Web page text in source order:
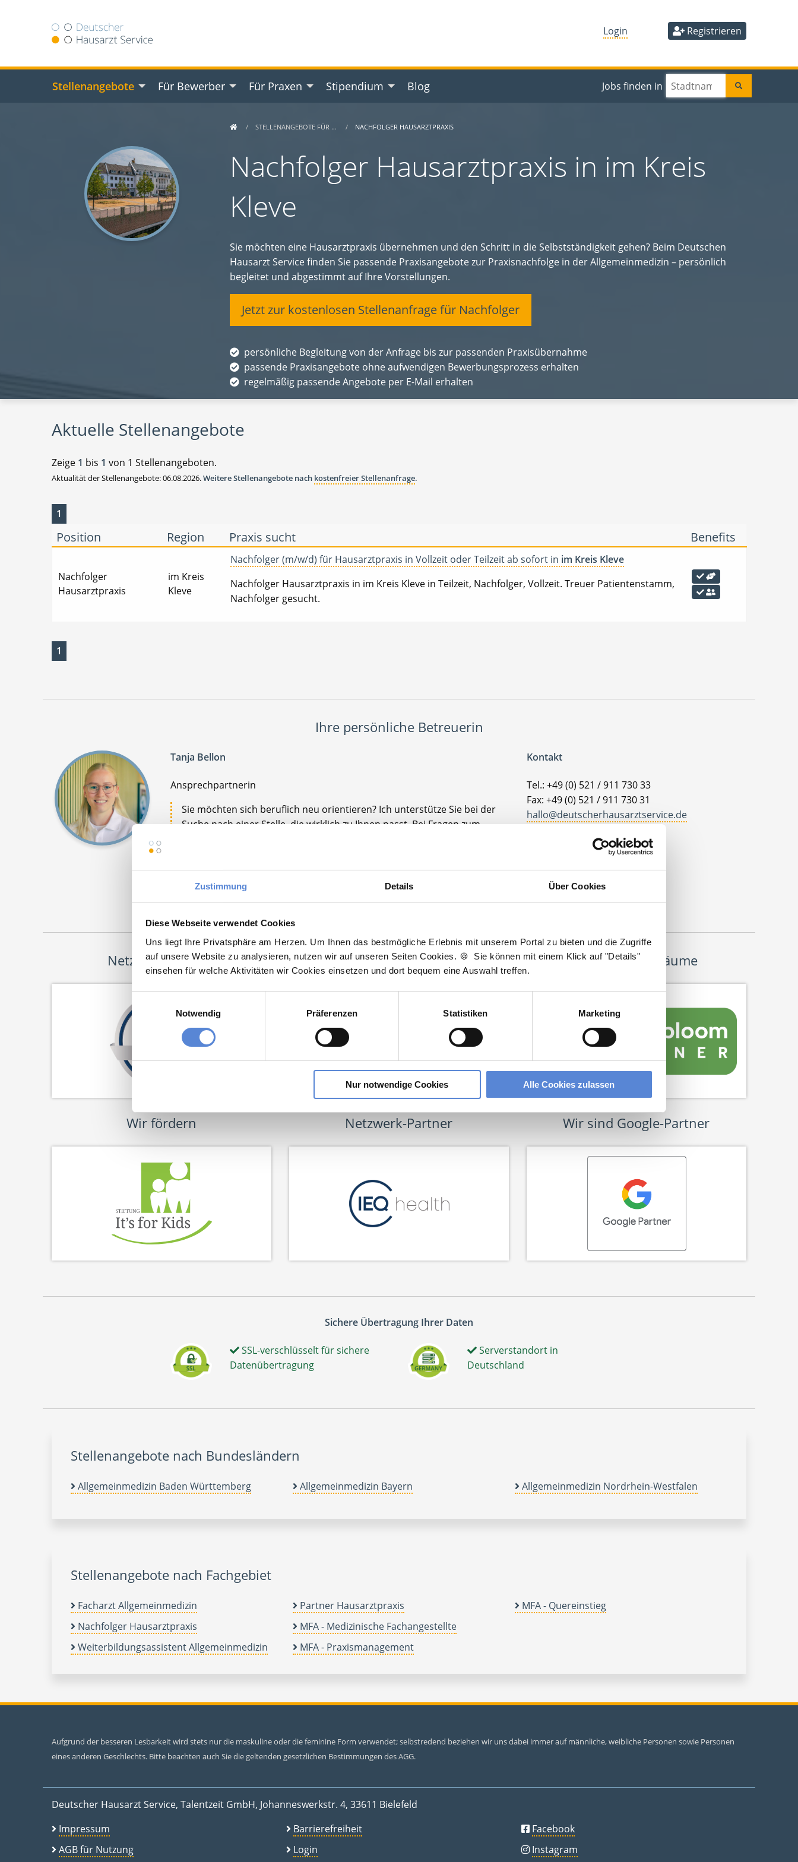
Zustimmung Details Über Cookies
Diese Webseite verwendet Cookies
Uns liegt Ihre Privatsphäre am Herzen. Um Ihnen das bestmögliche Erlebnis mit unserem Portal zu bieten und die Zugriffe
auf unsere Website zu analysieren, nutzen wir auf unseren Seiten Cookies. 🍪 Sie können mit einem Klick auf "Details"
einsehen für welche Aktivitäten wir Cookies einsetzen und dort bequem eine Auswahl treffen.
Notwendig
Präferenzen Statistiken Marketing
Nur notwendige Cookies Alle Cookies zulassen
Login Registrieren
Stellenangebote Für Bewerber Für Praxen Stipendium Blog Jobs finden in
STELLENANGEBOTE FÜR … NACHFOLGER HAUSARZTPRAXIS
Nachfolger Hausarztpraxis in im Kreis
Kleve
Sie möchten eine Hausarztpraxis übernehmen und den Schritt in die Selbstständigkeit gehen? Beim Deutschen
Hausarzt Service finden Sie passende Praxisangebote zur Praxisnachfolge in der Allgemeinmedizin – persönlich
begleitet und abgestimmt auf Ihre Vorstellungen.
Jetzt zur kostenlosen Stellenanfrage für Nachfolger
persönliche Begleitung von der Anfrage bis zur passenden Praxisübernahme
passende Praxisangebote ohne aufwendigen Bewerbungsprozess erhalten
regelmäßig passende Angebote per E-Mail erhalten
Aktuelle Stellenangebote
Zeige 1 bis 1 von 1 Stellenangeboten.
Aktualität der Stellenangebote: 06.08.2026.Weitere Stellenangebote nach kostenfreier Stellenanfrage.
1
Position Region Praxis sucht Benefits
Nachfolger
Hausarztpraxis
im Kreis
Kleve
Nachfolger (m/w/d) für Hausarztpraxis in Vollzeit oder Teilzeit ab sofort in im Kreis Kleve
Nachfolger Hausarztpraxis in im Kreis Kleve in Teilzeit, Nachfolger, Vollzeit. Treuer Patientenstamm,
Nachfolger gesucht.
1
Ihre persönliche Betreuerin
Tanja Bellon
Ansprechpartnerin
Sie möchten sich beruflich neu orientieren? Ich unterstütze Sie bei der
Suche nach einer Stelle, die wirklich zu Ihnen passt. Bei Fragen zum
Jetzt zur kostenlosen Stellenanfrage
Kontakt
Tel.: +49 (0) 521 / 911 730 33
Fax: +49 (0) 521 / 911 730 31
hallo@deutscherhausarztservice.de
Johanneswerkstr. 4
Netzwerk-Partner Wir sind Unterstützer Wir pflanzen Bäume
Wir fördern Netzwerk-Partner Wir sind Google-Partner
Sichere Übertragung Ihrer Daten
SSL-verschlüsselt für sichere
Datenübertragung
Serverstandort in
Deutschland
Stellenangebote nach Bundesländern
Allgemeinmedizin Baden Württemberg Allgemeinmedizin Bayern Allgemeinmedizin Nordrhein-Westfalen
Stellenangebote nach Fachgebiet
Facharzt Allgemeinmedizin
Nachfolger Hausarztpraxis
Weiterbildungsassistent Allgemeinmedizin
Partner Hausarztpraxis
MFA - Medizinische Fachangestellte
MFA - Praxismanagement
MFA - Quereinstieg
Aufgrund der besseren Lesbarkeit wird stets nur die maskuline oder die feminine Form verwendet; selbstredend beziehen wir uns dabei immer auf männliche, weibliche Personen sowie Personen
eines anderen Geschlechts. Bitte beachten auch Sie die geltenden gesetzlichen Bestimmungen des AGG.
Deutscher Hausarzt Service, Talentzeit GmbH, Johanneswerkstr. 4, 33611 Bielefeld
Impressum
AGB für Nutzung
Barrierefreiheit
Login
Facebook
Instagram